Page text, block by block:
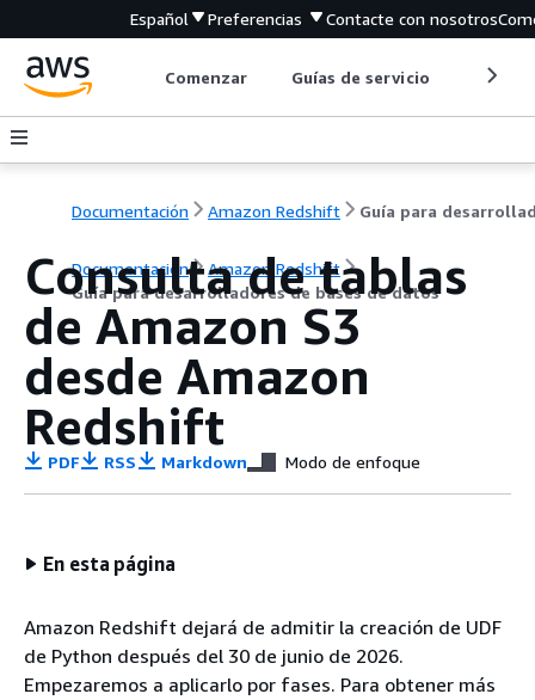
Español Preferencias Contacte con nosotros
Comenzar Guías de servicio
Documentación Amazon Redshift
Documentación
Amazon Redshift
Guía para desarrolladores de bases de datos
Consulta de tablas
de Amazon S3
desde Amazon
Redshift
PDF RSS Markdown Modo de enfoque
En esta página
Amazon Redshift dejará de admitir la creación de UDF
de Python después del 30 de junio de 2026.
Empezaremos a aplicarlo por fases. Para obtener más